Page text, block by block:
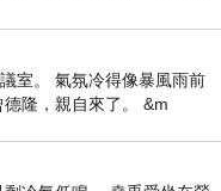
之高
室。 氣氛冷得像暴風雨前
隆，親自來了。 &m